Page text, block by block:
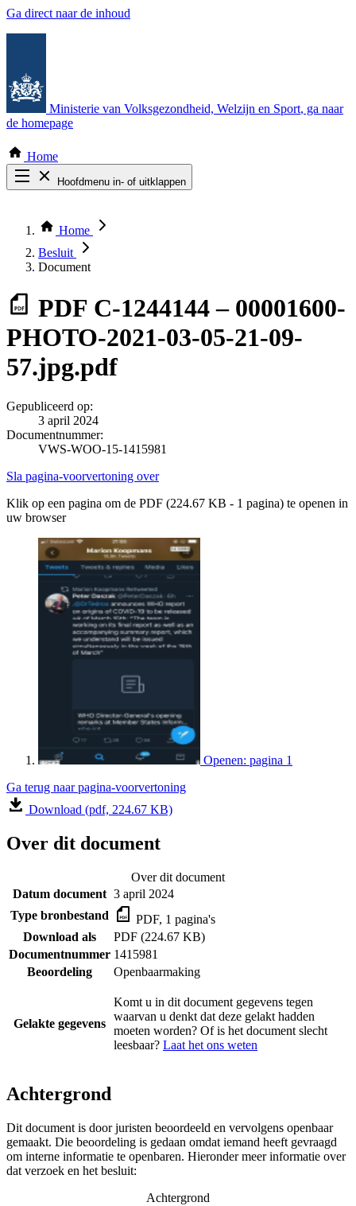
Ga direct naar de inhoud
Ministerie van Volksgezondheid, Welzijn en Sport, ga naar
de homepage
Home
Hoofdmenu in- of uitklappen
Thema COVID-19
Bekijk per bestuursorgaan
Home
Besluit
Document
PDF C-1244144 – 00001600-
PHOTO-2021-03-05-21-09-
57.jpg.pdf
Gepubliceerd op:
3 april 2024
Documentnummer:
VWS-WOO-15-1415981
Sla pagina-voorvertoning over
Klik op een pagina om de PDF (224.67 KB - 1 pagina) te openen in
uw browser
Openen: pagina 1
Ga terug naar pagina-voorvertoning
Download (pdf, 224.67 KB)
Over dit document
Over dit document
Datum document 3 april 2024
Type bronbestand
PDF, 1 pagina's
Download als
PDF (224.67 KB)
Documentnummer 1415981
Beoordeling
Openbaarmaking
Gelakte gegevens
Komt u in dit document gegevens tegen
waarvan u denkt dat deze gelakt hadden
moeten worden? Of is het document slecht
leesbaar? Laat het ons weten
Achtergrond
Dit document is door juristen beoordeeld en vervolgens openbaar
gemaakt. Die beoordeling is gedaan omdat iemand heeft gevraagd
om interne informatie te openbaren. Hieronder meer informatie over
dat verzoek en het besluit:
Achtergrond